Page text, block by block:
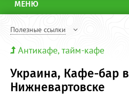
МЕНЮ
Полезные ссылки
Антикафе, тайм-кафе
Украина, Кафе-бар в
Нижневартовске